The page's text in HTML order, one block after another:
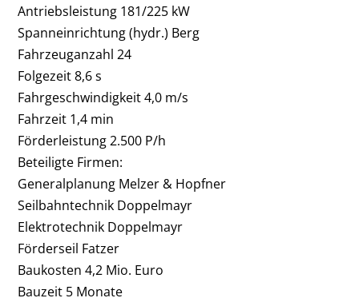
Antriebsleistung 181/225 kW
Spanneinrichtung (hydr.) Berg
Fahrzeuganzahl 24
Folgezeit 8,6 s
Fahrgeschwindigkeit 4,0 m/s
Fahrzeit 1,4 min
Förderleistung 2.500 P/h
Beteiligte Firmen:
Generalplanung Melzer & Hopfner
Seilbahntechnik Doppelmayr
Elektrotechnik Doppelmayr
Förderseil Fatzer
Baukosten 4,2 Mio. Euro
Bauzeit 5 Monate